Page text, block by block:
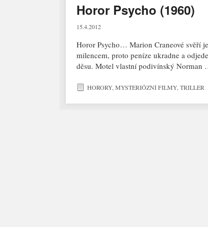
Horor Psycho (1960)
15.4.2012
Horor Psycho… Marion Craneové svěří
milencem, proto peníze ukradne a
děsu. Motel vlastní podivínský Norman
HORORY, MYSTERIÓZNÍ FILMY, TRILLER